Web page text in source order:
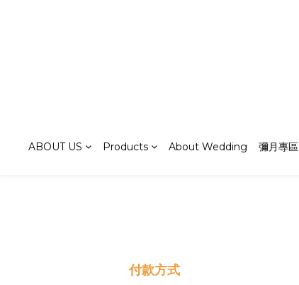
ABOUT US Products About Wedding 彌月專區
付款方式